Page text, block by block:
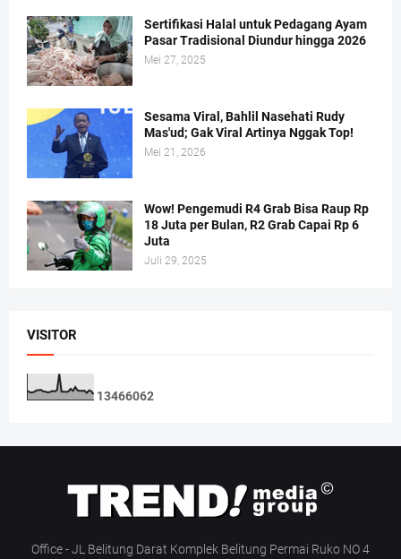
Sertifikasi Halal untuk Pedagang Ayam
Pasar Tradisional Diundur hingga 2026
Mei 27, 2025
Sesama Viral, Bahlil Nasehati Rudy
Mas'ud; Gak Viral Artinya Nggak Top!
Mei 21, 2026
Wow! Pengemudi R4 Grab Bisa Raup Rp
18 Juta per Bulan, R2 Grab Capai Rp 6
Juta
Juli 29, 2025
VISITOR
13466062
Office - JL Belitung Darat Komplek Belitung Permai Ruko NO 4